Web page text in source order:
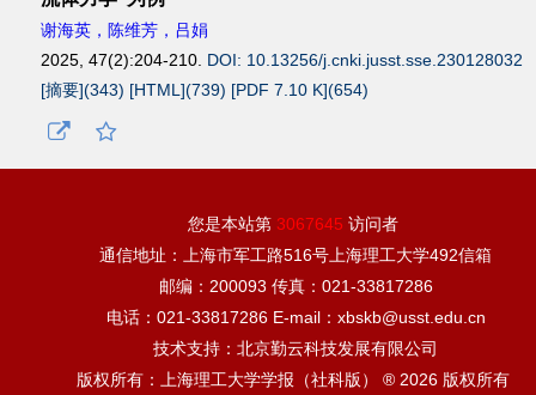
谢海英，陈维芳，吕娟
2025, 47(2):204-210. DOI: 10.13256/j.cnki.jusst.sse.230128032
[摘要](343) [HTML](739) [PDF 7.10 K](654)
您是本站第3067645 访问者
通信地址：上海市军工路516号上海理工大学492信箱
邮编：200093 传真：021-33817286
电话：021-33817286 E-mail：xbskb@usst.edu.cn
技术支持：北京勤云科技发展有限公司
版权所有：上海理工大学学报（社科版） ® 2026 版权所有